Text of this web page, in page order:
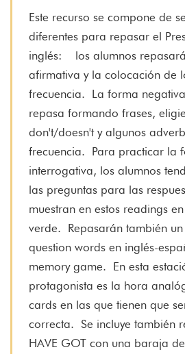
Este recurso se compone de
diferentes para repasar el
inglés:
los alumnos
afirmativa y la colocación de
frecuencia. La forma
repasa formando frases,
don't/doesn't y algunos
frecuencia. Para practicar la
interrogativa, los alumnos
las preguntas para las
muestran en estos readings
verde. Repasarán también
question words en inglés-
memory game. En esta
protagonista es la hora
cards en las que tienen que
correcta. Se incluye también
HAVE GOT con una baraja